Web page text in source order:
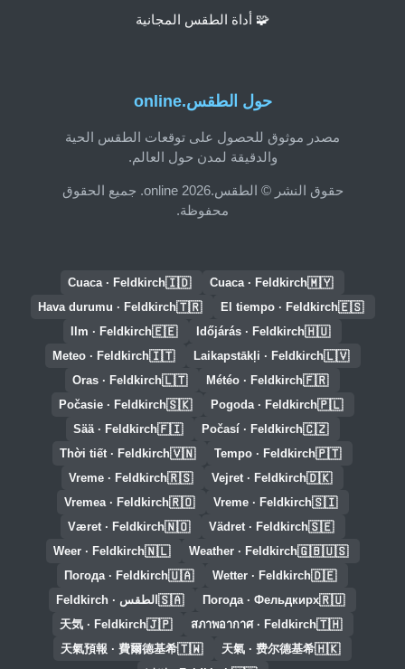
حول الطقس.online
مصدر موثوق للحصول على توقعات الطقس الحية
والدقيقة لمدن حول العالم.
حقوق النشر © الطقس.online 2026. جميع الحقوق
محفوظة.
🧩 أداة الطقس المجانية
🇲🇾
Cuaca · Feldkirch
🇮🇩
Cuaca · Feldkirch
🇪🇸
El tiempo · Feldkirch
🇹🇷
Hava durumu · Feldkirch
🇭🇺
Időjárás · Feldkirch
🇪🇪
Ilm · Feldkirch
🇱🇻
Laikapstākļi · Feldkirch
🇮🇹
Meteo · Feldkirch
🇫🇷
Météo · Feldkirch
🇱🇹
Oras · Feldkirch
🇵🇱
Pogoda · Feldkirch
🇸🇰
Počasie · Feldkirch
🇨🇿
Počasí · Feldkirch
🇫🇮
Sää · Feldkirch
🇵🇹
Tempo · Feldkirch
🇻🇳
Thời tiết · Feldkirch
🇩🇰
Vejret · Feldkirch
🇷🇸
Vreme · Feldkirch
🇸🇮
Vreme · Feldkirch
🇷🇴
Vremea · Feldkirch
🇸🇪
Vädret · Feldkirch
🇳🇴
Været · Feldkirch
🇬🇧🇺🇸
Weather · Feldkirch
🇳🇱
Weer · Feldkirch
🇩🇪
Wetter · Feldkirch
🇺🇦
Погода · Feldkirch
🇷🇺
Погода · Фельдкирх
🇸🇦 الطقس · Feldkirch
🇹🇭
สภาพอากาศ · Feldkirch
🇯🇵
天気 · Feldkirch
🇭🇰
天氣 · 费尔德基希
🇹🇼
天氣預報 · 費爾德基希